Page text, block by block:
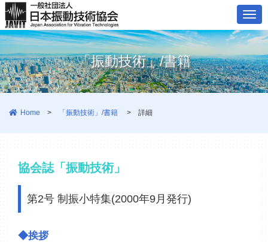
ナ
ビ
ー
シ
「振動技術」/書籍
Home > 「振動技術」/書籍 > 詳細
協会誌「振動技術」
第2号 制振小特集(2000年9月発行)
◆挨拶